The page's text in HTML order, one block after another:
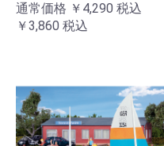
通常価格 ￥4,290 税込
￥3,860 税込